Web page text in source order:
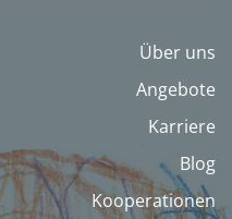
Über uns
Angebote
Karriere
Blog
Kooperationen